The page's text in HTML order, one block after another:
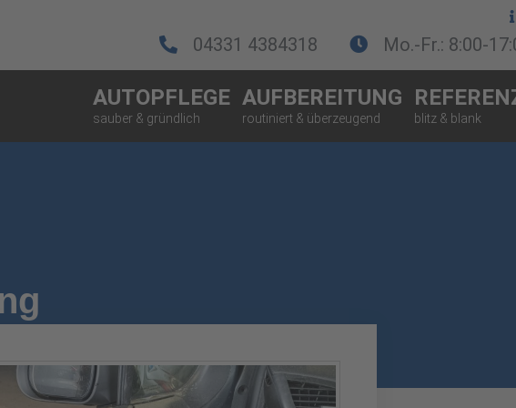
04331 4384318 Mo.-Fr.: 8:00-
AUTOPFLEGE AUFBEREITUNG